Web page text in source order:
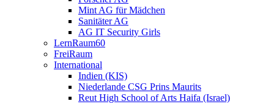
Mint AG für Mädchen
Sanitäter AG
AG IT Security Girls
LernRaum60
FreiRaum
International
Indien (KIS)
Niederlande CSG Prins Maurits
Reut High School of Arts Haifa (Israel)